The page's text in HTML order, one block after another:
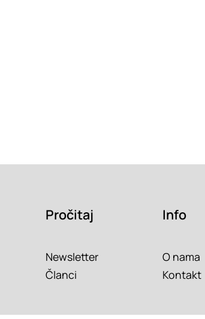
Pročitaj
Newsletter
Članci
Info
O nama
Kontakt